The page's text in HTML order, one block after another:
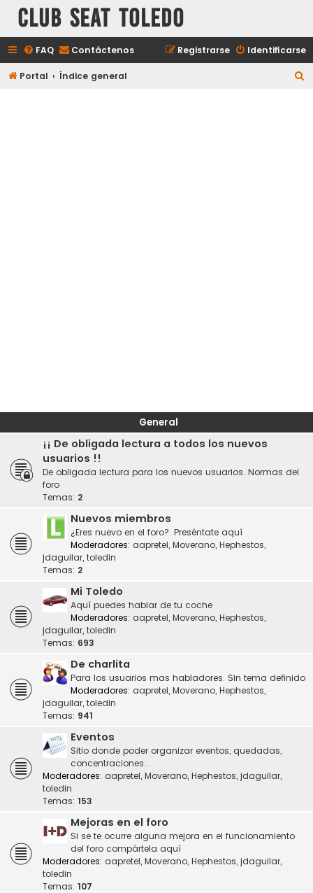
Club Seat Toledo
FAQ Contáctenos Identificarse
Registrarse
Portal Índice general
General
¡¡ De obligada lectura a todos los nuevos
usuarios !!
De obligada lectura para los nuevos usuarios. Normas del
foro
Temas: 2
Nuevos miembros
¿Eres nuevo en el foro?. Preséntate aquí
Moderadores: aapretel, Moverano, Hephestos,
jdaguilar, toledin
Temas: 2
Mi Toledo
Aquí puedes hablar de tu coche
Moderadores: aapretel, Moverano, Hephestos,
jdaguilar, toledin
Temas: 693
De charlita
Para los usuarios mas habladores. Sin tema definido
Moderadores: aapretel, Moverano, Hephestos,
jdaguilar, toledin
Temas: 941
Eventos
Sitio donde poder organizar eventos, quedadas,
concentraciones...
Moderadores: aapretel, Moverano, Hephestos, jdaguilar,
toledin
Temas: 153
Mejoras en el foro
Si se te ocurre alguna mejora en el funcionamiento
del foro compártela aquí
Moderadores: aapretel, Moverano, Hephestos, jdaguilar,
toledin
Temas: 107